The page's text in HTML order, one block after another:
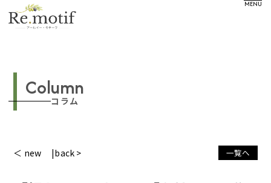
MENU
Column
コラム
＜ new back > 一覧へ